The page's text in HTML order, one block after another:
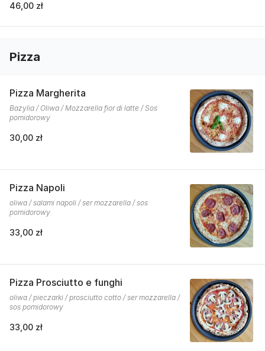
46,00 zł
Pizza
Pizza Margherita
Bazylia / Oliwa / Mozzarella fior di latte / Sos
pomidorowy
30,00 zł
Pizza Napoli
oliwa / salami napoli / ser mozzarella / sos
pomidorowy
33,00 zł
Pizza Prosciutto e funghi
oliwa / pieczarki / prosciutto cotto / ser mozzarella /
sos pomidorowy
33,00 zł